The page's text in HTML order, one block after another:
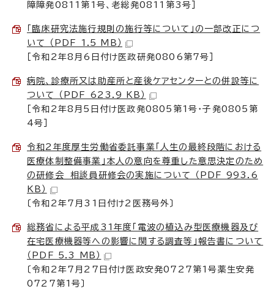
障障発0811第1号、老総発0811第3号］
「臨床研究法施行規則の施行等について」の一部改正につ
いて （PDF 1.5 MB）
［令和2年8月6日付け医政研発0806第7号］
病院、診療所又は助産所と産後ケアセンターとの併設等に
ついて （PDF 623.9 KB）
［令和2年8月5日付け医政発0805第1号・子発0805第
4号］
令和2年度厚生労働省委託事業「人生の最終段階における
医療体制整備事業」本人の意向を尊重した意思決定のため
の研修会 相談員研修会の実施について （PDF 993.6
KB）
〔令和2年7月31日付け2医務号外〕
総務省による平成31年度「電波の植込み型医療機器及び
在宅医療機器等への影響に関する調査等」報告書について
（PDF 5.3 MB）
〔令和2年7月27日付け医政安発0727第1号薬生安発
0727第1号〕